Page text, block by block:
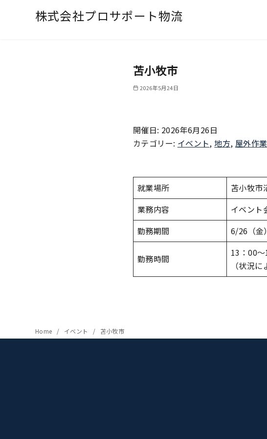
株式会社プロサポート物流
苫小牧市
2026年5月24日
開催日: 2026年6月26日
カテゴリー: イベント,地方, 屋外作業
就業場所
苫小牧市
業務内容
イベント
勤務期間
6/26（金）
勤務時間
13：00
（状況
Home イベント 苫小牧市